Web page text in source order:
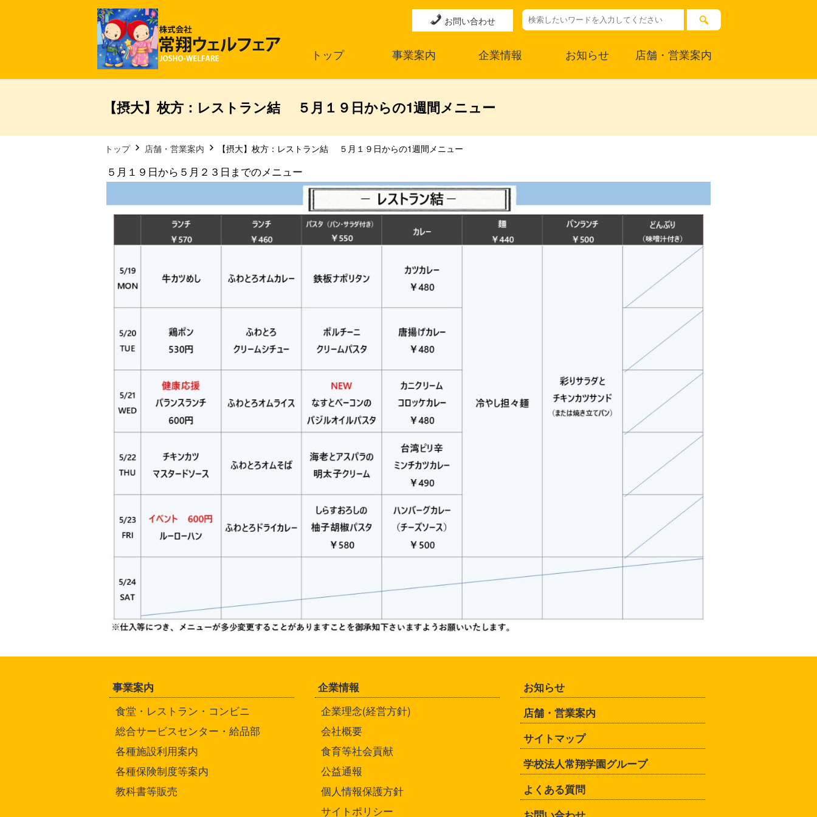
お問い合わせ
トップ 事業案内 企業情報 お知らせ 店舗・営業案内
【摂大】枚方：レストラン結 ５月１９日からの1週間メニュー
トップ 店舗・営業案内 【摂大】枚方：レストラン結 ５月１９日からの1週間メニュー
５月１９日から５月２３日までのメニュー
事業案内
食堂・レストラン・コンビニ
総合サービスセンター・給品部
各種施設利用案内
各種保険制度等案内
教科書等販売
企業情報
企業理念(経営方針)
会社概要
食育等社会貢献
公益通報
個人情報保護方針
サイトポリシー
お知らせ
店舗・営業案内
サイトマップ
学校法人常翔学園グループ
よくある質問